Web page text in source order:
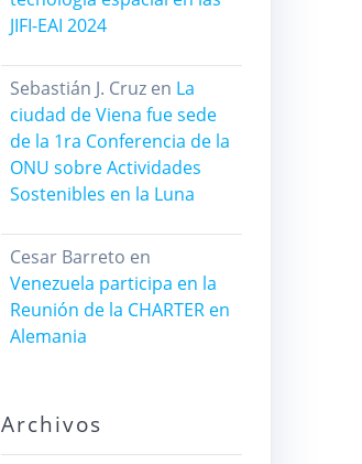
JIFI-EAI 2024
Sebastián J. Cruzen La
ciudad de Viena fue sede
de la 1ra Conferencia de la
ONU sobre Actividades
Sostenibles en la Luna
Cesar Barreto en
Venezuela participa en la
Reunión de la CHARTER en
Alemania
Archivos